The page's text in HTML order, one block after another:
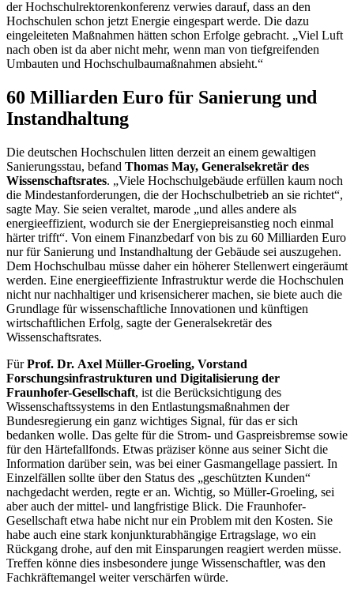
der Hochschulrektorenkonferenz verwies darauf, dass an den
Hochschulen schon jetzt Energie eingespart werde. Die dazu
eingeleiteten Maßnahmen hätten schon Erfolge gebracht. „Viel Luft
nach oben ist da aber nicht mehr, wenn man von tiefgreifenden
Umbauten und Hochschulbaumaßnahmen absieht.“
60 Milliarden Euro für Sanierung und
Instandhaltung
Die deutschen Hochschulen litten derzeit an einem gewaltigen
Sanierungsstau, befand Thomas May, Generalsekretär des
Wissenschaftsrates. „Viele Hochschulgebäude erfüllen kaum noch
die Mindestanforderungen, die der Hochschulbetrieb an sie richtet“,
sagte May. Sie seien veraltet, marode „und alles andere als
energieeffizient, wodurch sie der Energiepreisanstieg noch einmal
härter trifft“. Von einem Finanzbedarf von bis zu 60 Milliarden Euro
nur für Sanierung und Instandhaltung der Gebäude sei auszugehen.
Dem Hochschulbau müsse daher ein höherer Stellenwert eingeräumt
werden. Eine energieeffiziente Infrastruktur werde die Hochschulen
nicht nur nachhaltiger und krisensicherer machen, sie biete auch die
Grundlage für wissenschaftliche Innovationen und künftigen
wirtschaftlichen Erfolg, sagte der Generalsekretär des
Wissenschaftsrates.
FürProf. Dr. Axel Müller-Groeling, Vorstand
Forschungsinfrastrukturen und Digitalisierung der
Fraunhofer-Gesellschaft, ist die Berücksichtigung des
Wissenschaftssystems in den Entlastungsmaßnahmen der
Bundesregierung ein ganz wichtiges Signal, für das er sich
bedanken wolle. Das gelte für die Strom- und Gaspreisbremse sowie
für den Härtefallfonds. Etwas präziser könne aus seiner Sicht die
Information darüber sein, was bei einer Gasmangellage passiert. In
Einzelfällen sollte über den Status des „geschützten Kunden“
nachgedacht werden, regte er an. Wichtig, so Müller-Groeling, sei
aber auch der mittel- und langfristige Blick. Die Fraunhofer-
Gesellschaft etwa habe nicht nur ein Problem mit den Kosten. Sie
habe auch eine stark konjunkturabhängige Ertragslage, wo ein
Rückgang drohe, auf den mit Einsparungen reagiert werden müsse.
Treffen könne dies insbesondere junge Wissenschaftler, was den
Fachkräftemangel weiter verschärfen würde.